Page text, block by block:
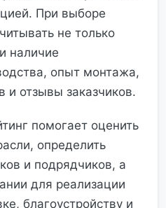
При выборе
не только
наличие
опыт монтажа,
и отзывы заказчиков.
помогает оценить
определить
и подрядчиков, а
для реализации
благоустройству и